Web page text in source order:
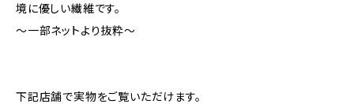
境に優しい繊維です。
〜一部ネットより抜粋〜
下記店舗で実物をご覧いただけます。